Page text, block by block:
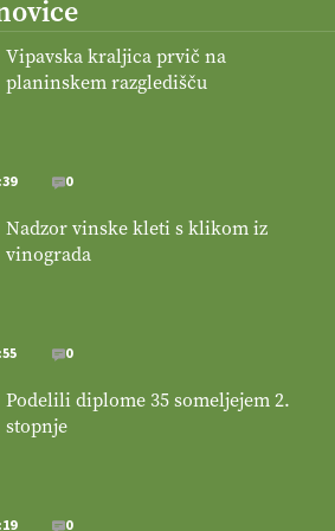
]
Pet-nat je vse bolj priljubljeno
v Sloveniji.
#IMCAP #CAP
]
Posestvo MonteMoro – ekološka
t.co/Bf31lnQSIb
Poleti pridelek rešujejo zdrava tla in
qmMX2yevum @EUAgri #IMCAP #CAP
Vipavska kraljica prvič na
planinskem razgledišču
0
Nadzor vinske kleti s klikom iz
vinograda
0
Podelili diplome 35 someljejem 2.
stopnje
0